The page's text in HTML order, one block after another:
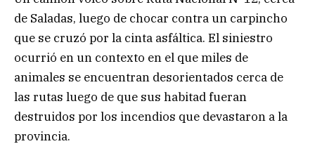
de Saladas, luego de chocar contra un carpincho
que se cruzó por la cinta asfáltica. El siniestro
ocurrió en un contexto en el que miles de
animales se encuentran desorientados cerca de
las rutas luego de que sus habitad fueran
destruidos por los incendios que devastaron a la
provincia.